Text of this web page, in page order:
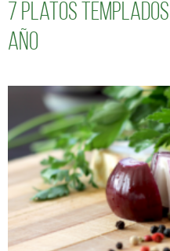
7 platos
año